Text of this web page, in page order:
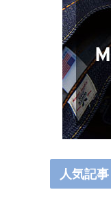
人気記事